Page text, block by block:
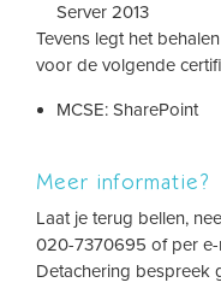
Server 2013
Tevens legt het
voor de volgende
MCSE: SharePoint
Meer informatie?
Laat je terug bellen,
020-7370695 of per e-
Detachering bespreek